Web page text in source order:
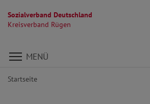
Sozialverband Deutschland
Kreisverband Rügen
Direkt zu den Inhalten springen
MENÜ
Startseite